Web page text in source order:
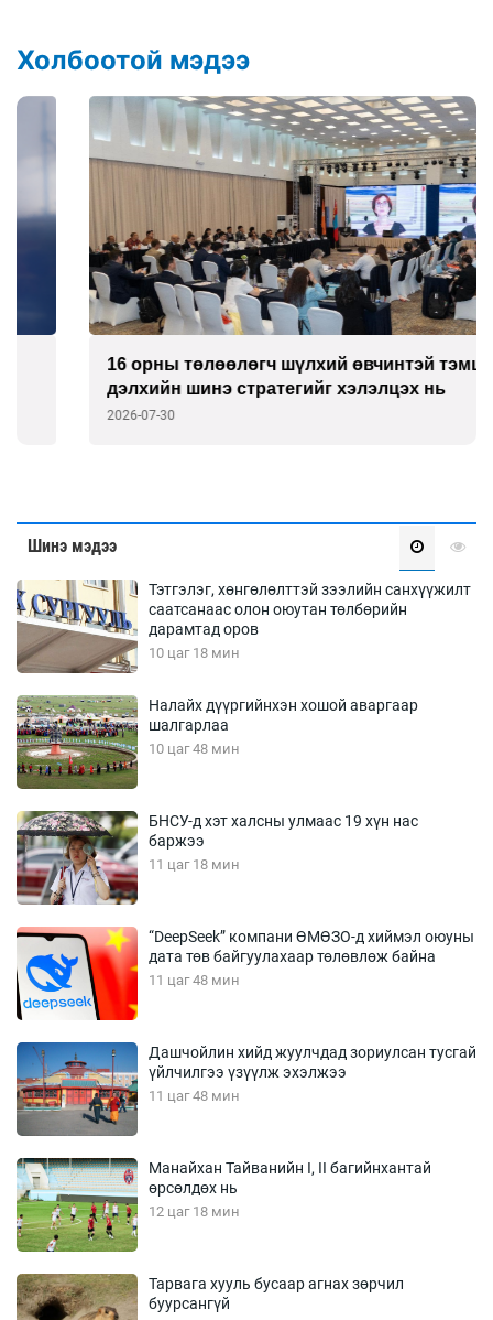
Холбоотой мэдээ
16 орны төлөөлөгч шүлхий өвчинтэй тэмцэх
дэлхийн шинэ стратегийг хэлэлцэх нь
Шинэ мэдээ
Тэтгэлэг, хөнгөлөлттэй зээлийн санхүүжилт
саатсанаас олон оюутан төлбөрийн
дарамтад оров
10 цаг 18 мин
Налайх дүүргийнхэн хошой аваргаар
шалгарлаа
10 цаг 48 мин
БНСУ-д хэт халсны улмаас 19 хүн нас
баржээ
11 цаг 18 мин
“DeepSeek” компани ӨМӨЗО-д хиймэл оюуны
дата төв байгуулахаар төлөвлөж байна
11 цаг 48 мин
Дашчойлин хийд жуулчдад зориулсан тусгай
үйлчилгээ үзүүлж эхэлжээ
11 цаг 48 мин
Манайхан Тайванийн I, II багийнхантай
өрсөлдөх нь
12 цаг 18 мин
Тарвага хууль бусаар агнах зөрчил
буурсангүй